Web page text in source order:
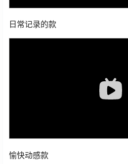
日常记录的款
愉快动感款